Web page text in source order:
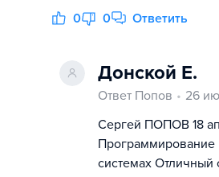
0 0 Ответить
Донской Е.
Ответ Попов
26
Сергей ПОПОВ 18
системах Отличный